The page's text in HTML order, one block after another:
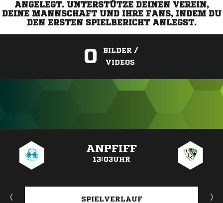
ANGELEGT. UNTERSTÜTZE DEINEN VEREIN,
DEINE MANNSCHAFT UND IHRE FANS, INDEM DU
DEN ERSTEN SPIELBERICHT ANLEGST.
0
BILDER /
VIDEOS
ANPFIFF
13:03UHR
SPIELVERLAUF